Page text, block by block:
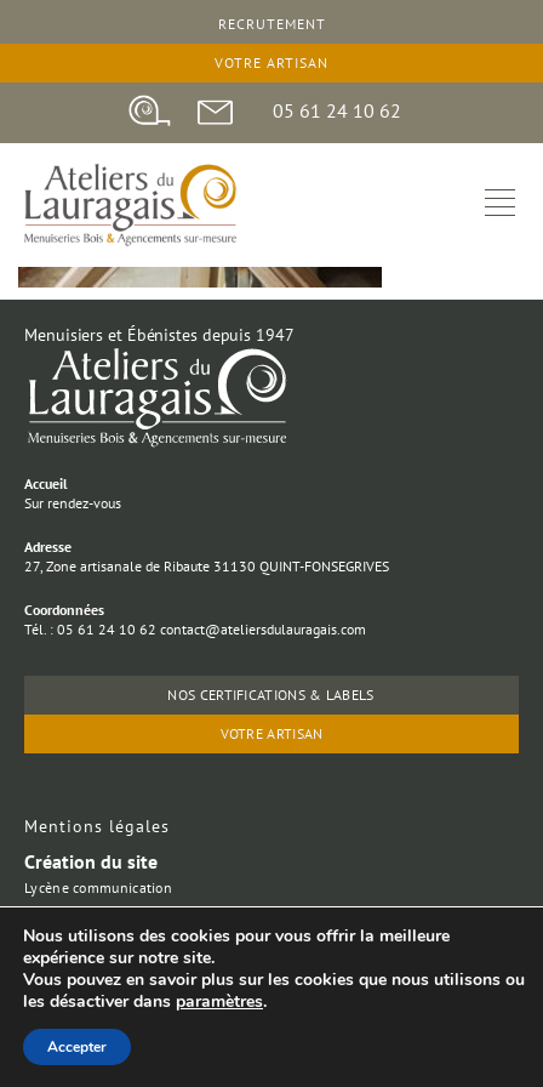
RECRUTEMENT
VOTRE ARTISAN
05 61 24 10 62
Menuisiers et Ébénistes depuis 1947
Accueil
Sur rendez-vous
Adresse
27, Zone artisanale de Ribaute 31130 QUINT-FONSEGRIVES
Coordonnées
Tél. : 05 61 24 10 62 contact@ateliersdulauragais.com
NOS CERTIFICATIONS & LABELS
VOTRE ARTISAN
Mentions légales
Lycène communication
Création du site
Laurent Jargot
© Copyright 2025. All Rights Reserved. SARL au capital de 8000 €
– SIRET : 48535509300017 – APE : 3109 BA
Nous utilisons des cookies pour vous offrir la meilleure
expérience sur notre site.
Vous pouvez en savoir plus sur les cookies que nous utilisons ou
les désactiver dans paramètres.
Accepter